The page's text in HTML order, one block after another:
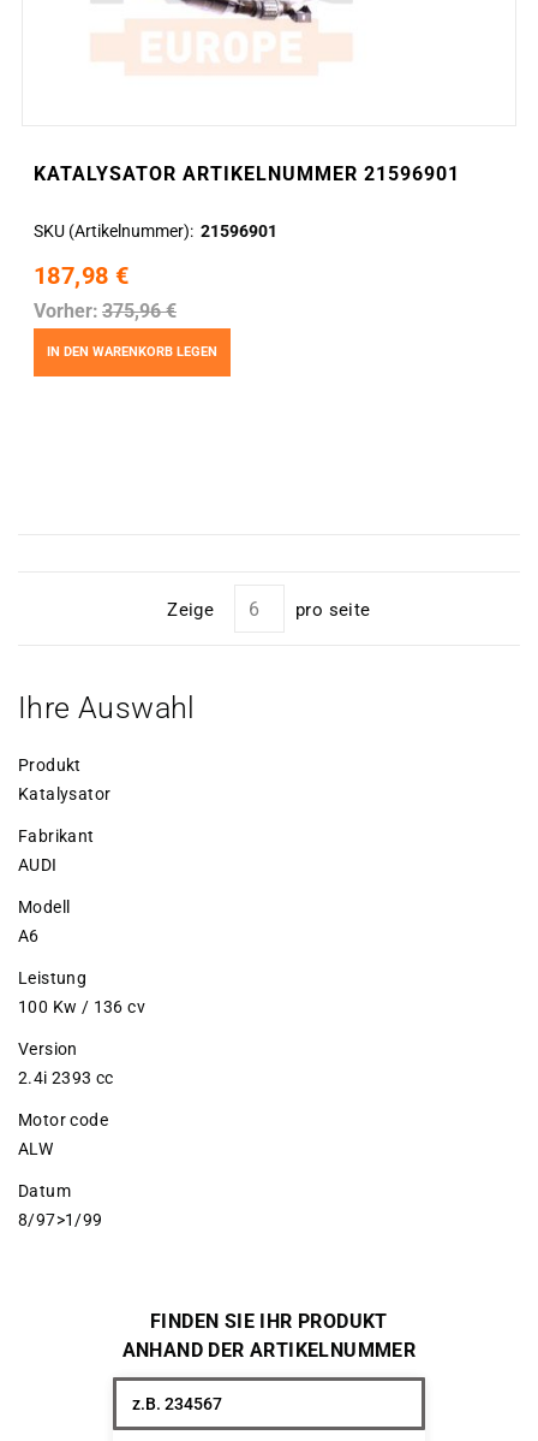
KATALYSATOR ARTIKELNUMMER 21596901
SKU (Artikelnummer) 21596901
187,98 €
Vorher: 375,96 €
IN DEN WARENKORB LEGEN
Zeige pro seite
Ihre Auswahl
Produkt
Katalysator
Fabrikant
AUDI
Modell
A6
Leistung
100 Kw / 136 cv
Version
2.4i 2393 cc
Motor code
ALW
Datum
8/97>1/99
FINDEN SIE IHR PRODUKT
ANHAND DER ARTIKELNUMMER